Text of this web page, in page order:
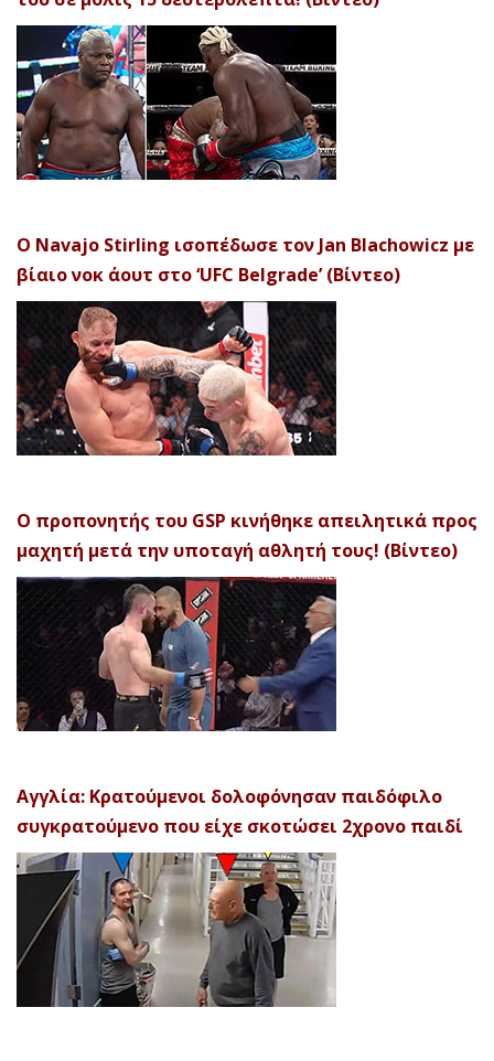
Ο Navajo Stirling ισοπέδωσε τον Jan Blachowicz με
βίαιο νοκ άουτ στο ‘UFC Belgrade’ (Βίντεο)
Ο προπονητής του GSP κινήθηκε απειλητικά προς
μαχητή μετά την υποταγή αθλητή τους! (Βίντεο)
Αγγλία: Κρατούμενοι δολοφόνησαν παιδόφιλο
συγκρατούμενο που είχε σκοτώσει 2χρονο παιδί